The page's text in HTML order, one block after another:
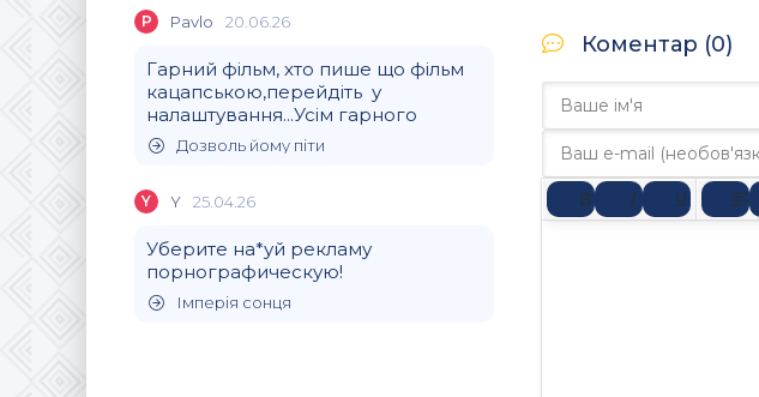
P Pavlo 20.06.26
Гарний фільм, хто пише що фільм
кацапською,перейдіть у
налаштування...Усім гарного
Дозволь йому піти
Y Y 25.04.26
Уберите на*уй рекламу
порнографическую!
Імперія сонця
Коментар (0)